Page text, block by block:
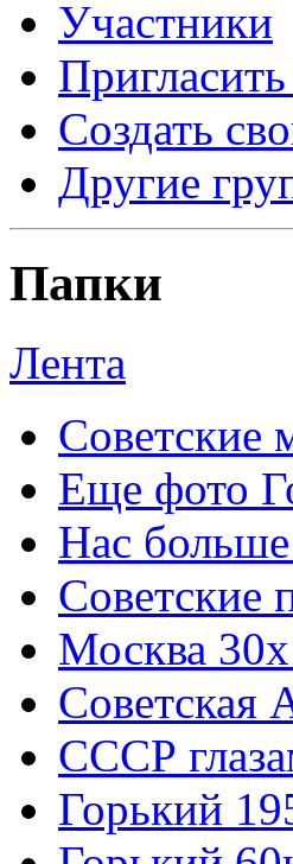
Участники
Создать
Другие
Папки
Лента
Советские
Еще фото
Нас
Советские
Москва 30x
Советская
СССР
Горький